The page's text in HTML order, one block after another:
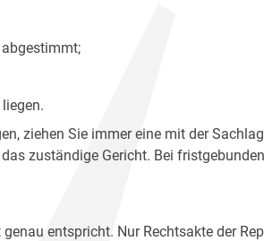
ziehen Sie immer eine mit der
zuständige Gericht. Bei
entspricht. Nur Rechtsakte der